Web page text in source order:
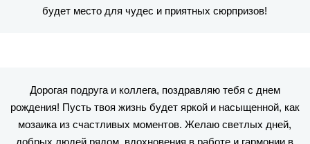
будет место для чудес и приятных сюрпризов!
Дорогая подруга и коллега, поздравляю тебя с днем
рождения! Пусть твоя жизнь будет яркой и насыщенной, как
мозаика из счастливых моментов. Желаю светлых дней,
добрых людей рядом, вдохновения в работе и гармонии в